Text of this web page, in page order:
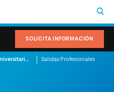
SOLICITA INFORMACIÓN
Máster Universitario en Intervención Social Familiar Sistémica Salidas Profesionales